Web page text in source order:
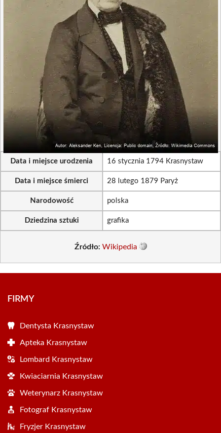
Data i miejsce urodzenia 16 stycznia 1794 Krasnystaw
Data i miejsce śmierci 28 lutego 1879 Paryż
Narodowość polska
Dziedzina sztuki grafika
Źródło: Wikipedia
FIRMY
Dentysta Krasnystaw
Apteka Krasnystaw
Lombard Krasnystaw
Kwiaciarnia Krasnystaw
Weterynarz Krasnystaw
Fotograf Krasnystaw
Fryzjer Krasnystaw